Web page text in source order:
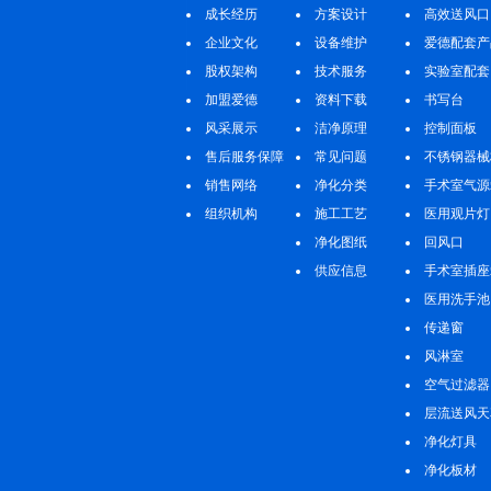
成长经历
企业文化
股权架构
加盟爱德
风采展示
售后服务保障
销售网络
组织机构
方案设计
设备维护
技术服务
资料下载
洁净原理
常见问题
净化分类
施工工艺
净化图纸
供应信息
高效送风口
爱德配套
实验室配套
书写台
控制面板
不锈钢器
手术室气
医用观片灯
回风口
手术室插
医用洗手池
传递窗
风淋室
空气过滤器
层流送风
净化灯具
净化板材